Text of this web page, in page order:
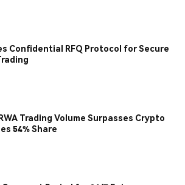
Confidential RFQ Protocol for Secure
Trading Volume Surpasses Crypto
54% Share